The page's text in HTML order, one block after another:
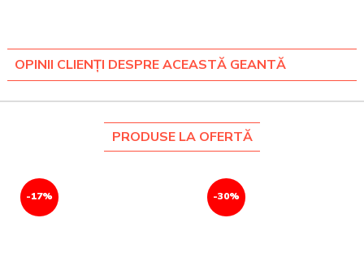
OPINII CLIENȚI DESPRE ACEASTĂ GEANTĂ
PRODUSE LA OFERTĂ
-17% -30%